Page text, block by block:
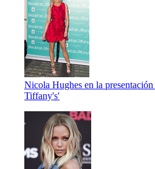
Nicola Hughes en la
Tiffany's'